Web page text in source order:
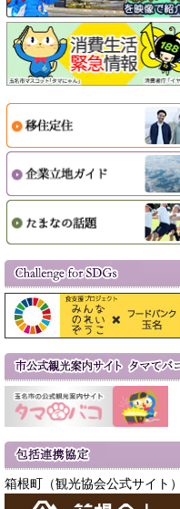
箱根町（観光協会公式サイト）